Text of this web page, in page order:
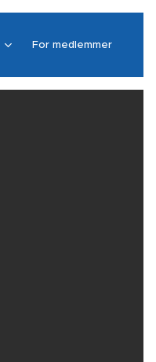
For medlemmer